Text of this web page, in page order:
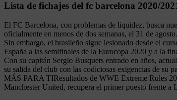
Lista de fichajes del fc barcelona 2020/
El FC Barcelona, con problemas de liquidez, busca
oficialmente en menos de dos semanas, el 31 de agosto.
Sin embargo, el brasileño sigue lesionado desde el
España a las semifinales de la Eurocopa 2020 y a la
Con su capitán Sergio Busquets entrado en años,
su salida del club con las codiciosas exigencias de su
MÁS PARA TIResultados de WWE Extreme Rules
Manchester United, recupera el primer puesto frente